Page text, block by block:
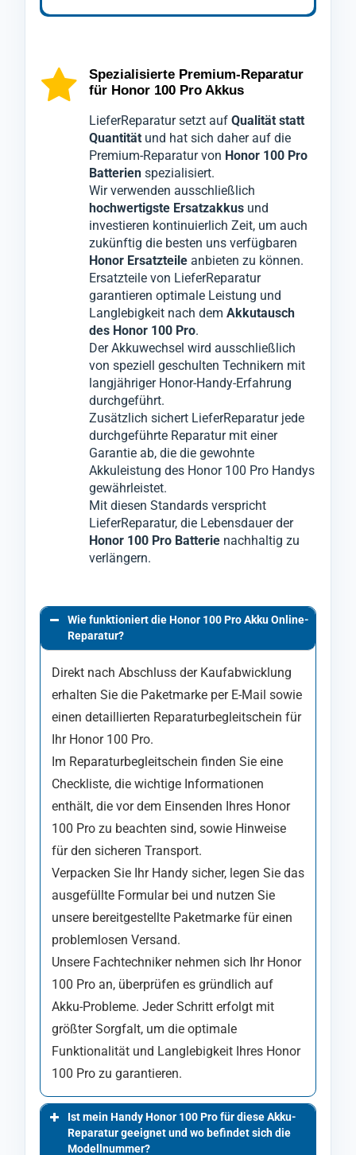
speziellen Werkzeugen geöffnet, um den
bestmöglichen Schutz zu gewährleisten,
sodass während unserer Techniker die
defekten Teile austauschen, keine Schäden
am Honor 100 Pro entstehen.
Es handelt sich hierbei um einen
Akkutausch. Dabei wird die defekte Batterie
Geräts Honor 100 Proentfernt und
durch einen hochwertigen Premiumakku
ersetzt.
abschließende Kontrolle durch unsere
Qualitätsabteilung, die dasSmartphone
Honor 100 Pro
nochmals gründlich
überprüft.
Erst wenn alle Tests bestanden sind, wird Ihr
Gerät Honor 100 Profür den Versand
freigegeben.
Dieser Prozess minimiert ärgerliche
Reklamationen, die sonst zu weiteren
Ausfallzeiten führen könnten.
Spezialisierte Premium-Reparatur
für Honor 100 Pro Akkus
LieferReparatur setzt auf Qualität statt
Quantität und hat sich daher auf die
Premium-Reparatur von Honor 100 Pro
Batterien spezialisiert.
Wir verwenden ausschließlich
hochwertigste Ersatzakkus und
investieren kontinuierlich Zeit, um auch
zukünftig die besten uns verfügbaren
Honor Ersatzteile anbieten zu können.
Ersatzteile von LieferReparatur
garantieren optimale Leistung und
Langlebigkeit nach dem Akkutausch
des Honor 100 Pro.
Der Akkuwechsel wird ausschließlich
von speziell geschulten Technikern mit
langjähriger Honor-Handy-Erfahrung
durchgeführt.
Zusätzlich sichert LieferReparatur jede
durchgeführte Reparatur mit einer
Garantie ab, die die gewohnte
Akkuleistung des Honor 100 Pro Handys
gewährleistet.
Mit diesen Standards verspricht
LieferReparatur, die Lebensdauer der
Honor 100 Pro Batterie nachhaltig zu
verlängern.
Wie funktioniert die Honor 100 Pro Akku Online-
Reparatur?
Direkt nach Abschluss der Kaufabwicklung
erhalten Sie die Paketmarke per E-Mail sowie
einen detaillierten Reparaturbegleitschein für
Ihr Honor 100 Pro.
Im Reparaturbegleitschein finden Sie eine
Checkliste, die wichtige Informationen
enthält, die vor dem Einsenden Ihres Honor
100 Pro zu beachten sind, sowie Hinweise
für den sicheren Transport.
Verpacken Sie Ihr Handy sicher, legen Sie das
ausgefüllte Formular bei und nutzen Sie
unsere bereitgestellte Paketmarke für einen
problemlosen Versand.
Unsere Fachtechniker nehmen sich Ihr Honor
100 Pro an, überprüfen es gründlich auf
Akku-Probleme. Jeder Schritt erfolgt mit
größter Sorgfalt, um die optimale
Funktionalität und Langlebigkeit Ihres Honor
100 Pro zu garantieren.
Ist mein Handy Honor 100 Pro für diese Akku-
Reparatur geeignet und wo befindet sich die
Modellnummer?